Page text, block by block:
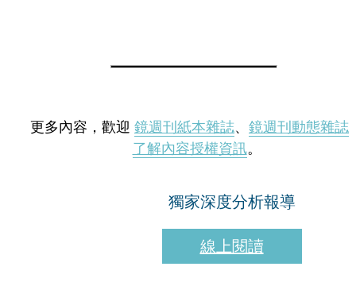
更多內容，歡迎 鏡週刊紙本雜誌、 鏡週刊動態雜誌
了解內容授權資訊。
獨家深度分析報導
線上閱讀